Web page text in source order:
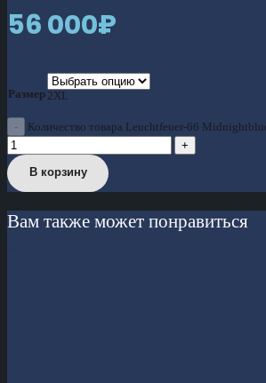
56 000₽
Размер2XL
Количество товара Leuchtfeuer-66
В корзину
Вам также может понравиться